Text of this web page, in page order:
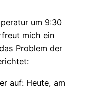
um 9:30
mich ein
Problem der
auf: Heute, am